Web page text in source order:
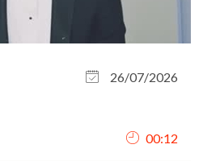
26/07/2026
00:12